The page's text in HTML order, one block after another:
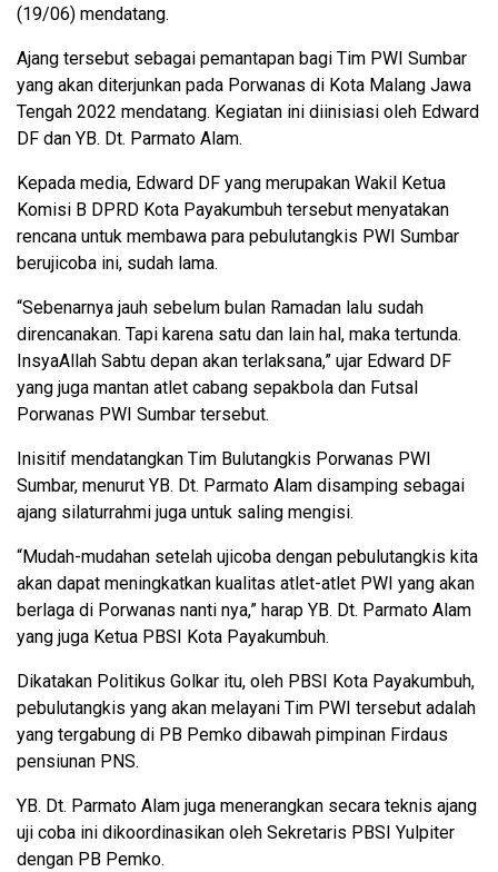
(19/06) mendatang.
Ajang tersebut sebagai pemantapan bagi Tim PWI Sumbar
yang akan diterjunkan pada Porwanas di Kota Malang Jawa
Tengah 2022 mendatang. Kegiatan ini diinisiasi oleh Edward
DF dan YB. Dt. Parmato Alam.
Kepada media, Edward DF yang merupakan Wakil Ketua
Komisi B DPRD Kota Payakumbuh tersebut menyatakan
rencana untuk membawa para pebulutangkis PWI Sumbar
berujicoba ini, sudah lama.
“Sebenarnya jauh sebelum bulan Ramadan lalu sudah
direncanakan. Tapi karena satu dan lain hal, maka tertunda.
InsyaAllah Sabtu depan akan terlaksana,” ujar Edward DF
yang juga mantan atlet cabang sepakbola dan Futsal
Porwanas PWI Sumbar tersebut.
Inisitif mendatangkan Tim Bulutangkis Porwanas PWI
Sumbar, menurut YB. Dt. Parmato Alam disamping sebagai
ajang silaturrahmi juga untuk saling mengisi.
“Mudah-mudahan setelah ujicoba dengan pebulutangkis kita
akan dapat meningkatkan kualitas atlet-atlet PWI yang akan
berlaga di Porwanas nanti nya,” harap YB. Dt. Parmato Alam
yang juga Ketua PBSI Kota Payakumbuh.
Dikatakan Politikus Golkar itu, oleh PBSI Kota Payakumbuh,
pebulutangkis yang akan melayani Tim PWI tersebut adalah
yang tergabung di PB Pemko dibawah pimpinan Firdaus
pensiunan PNS.
YB. Dt. Parmato Alam juga menerangkan secara teknis ajang
uji coba ini dikoordinasikan oleh Sekretaris PBSI Yulpiter
dengan PB Pemko.